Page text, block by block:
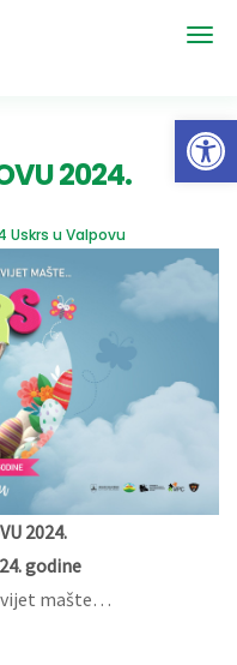
2024.
Uskrs u Valpovu
2024.
godine
mašte…